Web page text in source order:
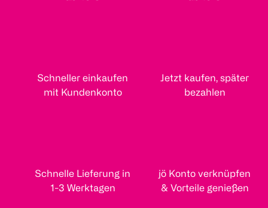
Schneller einkaufen
mit Kundenkonto
Jetzt kaufen, später
bezahlen
Schnelle Lieferung in
1-3 Werktagen
jö Konto verknüpfen
& Vorteile genießen